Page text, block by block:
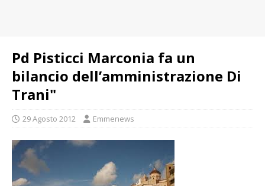
Pd Pisticci Marconia fa un
bilancio dell’amministrazione Di
Trani"
29 Agosto 2012 Emmenews